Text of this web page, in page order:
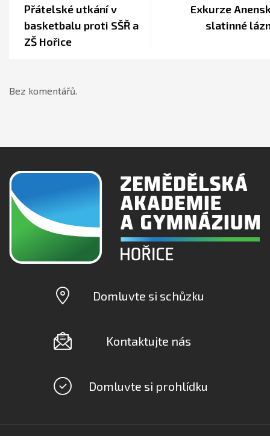
Přátelské utkání v
basketbalu proti SŠŘ a
ZŠ Hořice
Exkurze
slatinné
Bez komentářů.
Domluvte si schůzku
Kontaktujte nás
Domluvte si prohlídku